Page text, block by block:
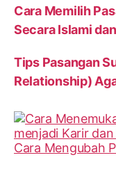
Cara Memilih
Secara Islami
Tips Pasangan
Relationship)